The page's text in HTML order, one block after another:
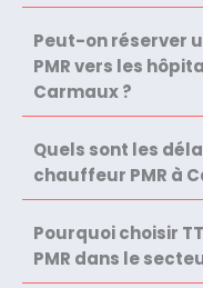
Peut-on réserver
PMR vers les
Carmaux ?
Quels sont les
chauffeur PMR à
Pourquoi choisir
PMR dans le